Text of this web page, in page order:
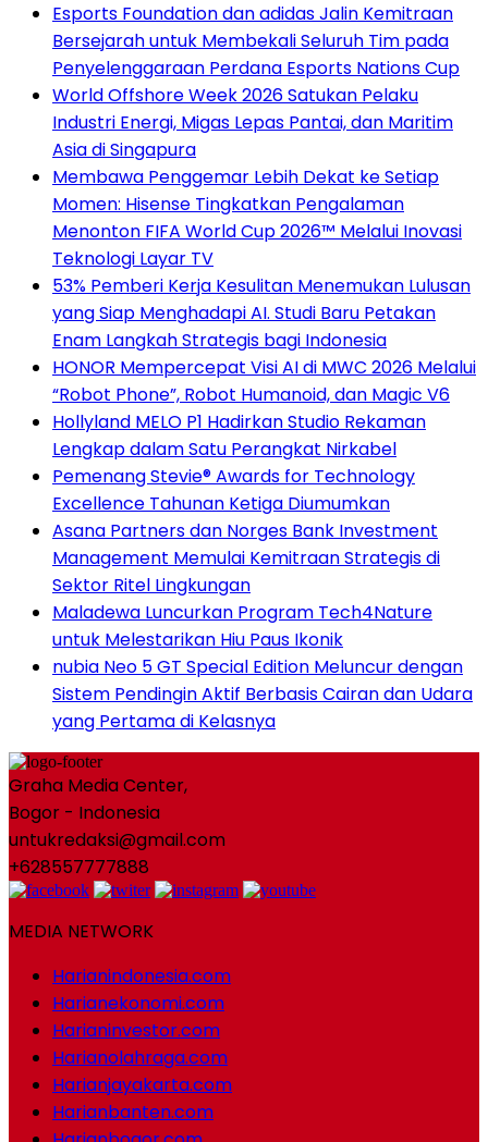
Esports Foundation dan adidas Jalin Kemitraan
Bersejarah untuk Membekali Seluruh Tim pada
Penyelenggaraan Perdana Esports Nations Cup
World Offshore Week 2026 Satukan Pelaku
Industri Energi, Migas Lepas Pantai, dan Maritim
Asia di Singapura
Membawa Penggemar Lebih Dekat ke Setiap
Momen: Hisense Tingkatkan Pengalaman
Menonton FIFA World Cup 2026™ Melalui Inovasi
Teknologi Layar TV
53% Pemberi Kerja Kesulitan Menemukan Lulusan
yang Siap Menghadapi AI. Studi Baru Petakan
Enam Langkah Strategis bagi Indonesia
HONOR Mempercepat Visi AI di MWC 2026 Melalui
“Robot Phone”, Robot Humanoid, dan Magic V6
Hollyland MELO P1 Hadirkan Studio Rekaman
Lengkap dalam Satu Perangkat Nirkabel
Pemenang Stevie® Awards for Technology
Excellence Tahunan Ketiga Diumumkan
Asana Partners dan Norges Bank Investment
Management Memulai Kemitraan Strategis di
Sektor Ritel Lingkungan
Maladewa Luncurkan Program Tech4Nature
untuk Melestarikan Hiu Paus Ikonik
nubia Neo 5 GT Special Edition Meluncur dengan
Sistem Pendingin Aktif Berbasis Cairan dan Udara
yang Pertama di Kelasnya
Graha Media Center,
Bogor - Indonesia
untukredaksi@gmail.com
+628557777888
MEDIA NETWORK
Harianindonesia.com
Harianekonomi.com
Harianinvestor.com
Harianolahraga.com
Harianjayakarta.com
Harianbanten.com